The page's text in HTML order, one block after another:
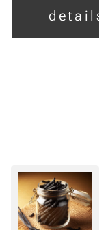
具有潜
在的保
和消除
口臭。
details